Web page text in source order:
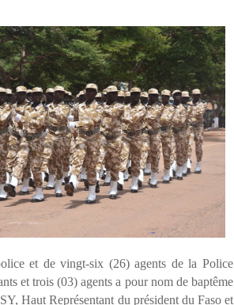
et de vingt-six (26) agents de la Police
et trois (03) agents a pour nom de baptême
Haut Représentant du président du Faso et